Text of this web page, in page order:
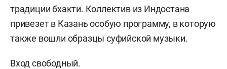
традиции бхакти. Коллектив из Индостана
привезет в Казань особую программу, в которую
также вошли образцы суфийской музыки.
Вход свободный.